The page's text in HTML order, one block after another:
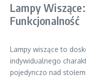
Lampy
Funkcjonalność
Lampy wiszące to
indywidualnego
pojedynczo nad